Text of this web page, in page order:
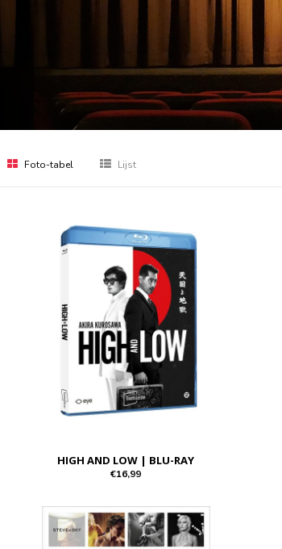
Foto-tabel Lijst
HIGH AND LOW | BLU-RAY
€16,99